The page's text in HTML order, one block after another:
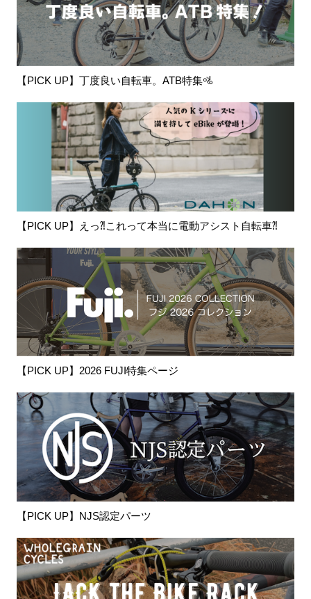
【PICK UP】丁度良い自転車。ATB特集🚵
【PICK UP】えっ⁈これって本当に電動アシスト自転車⁈
【PICK UP】2026 FUJI特集ページ
【PICK UP】NJS認定パーツ